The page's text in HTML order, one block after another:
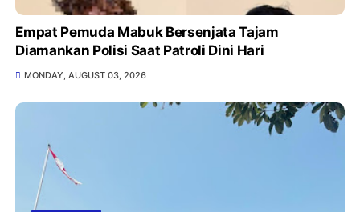
Empat Pemuda Mabuk Bersenjata Tajam
Diamankan Polisi Saat Patroli Dini Hari
MONDAY, AUGUST 03, 2026